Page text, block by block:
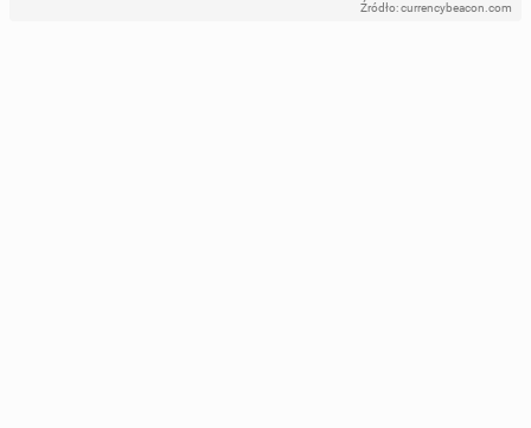
Źródło: currencybeacon.com